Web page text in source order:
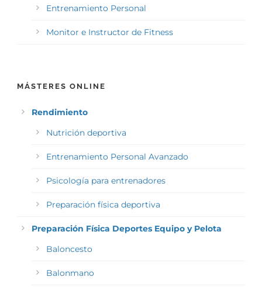
Entrenamiento Personal
Monitor e Instructor de Fitness
MÁSTERES ONLINE
Rendimiento
Nutrición deportiva
Entrenamiento Personal Avanzado
Psicología para entrenadores
Preparación física deportiva
Preparación Física Deportes Equipo y Pelota
Baloncesto
Balonmano